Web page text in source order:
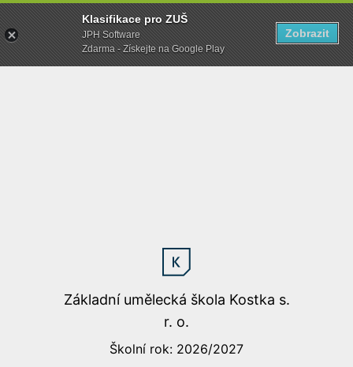
Klasifikace pro ZUŠ
JPH Software
Zdarma - Získejte na Google Play
Zobrazit
Základní umělecká škola Kostka s.
r. o.
Školní rok: 2026/2027